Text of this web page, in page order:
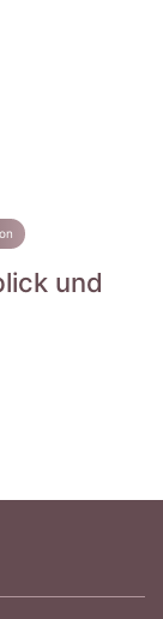
und